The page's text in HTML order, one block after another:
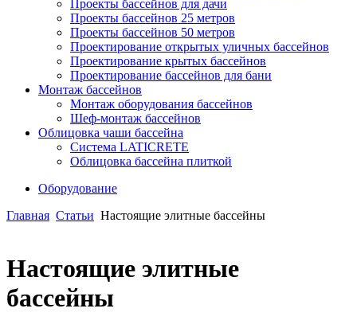
Проекты бассейнов для дачи
Проекты бассейнов 25 метров
Проекты бассейнов 50 метров
Проектирование открытых уличных бассейнов
Проектирование крытых бассейнов
Проектирование бассейнов для бани
Монтаж бассейнов
Монтаж оборудования бассейнов
Шеф-монтаж бассейнов
Облицовка чаши бассейна
Система LATICRETE
Облицовка бассейна плиткой
Оборудование
Главная Статьи Настоящие элитные бассейны
Настоящие элитные
бассейны